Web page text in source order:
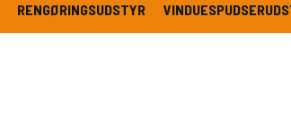
RENGØRINGSUDSTYR